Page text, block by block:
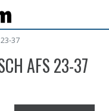
37
AFS 23-37